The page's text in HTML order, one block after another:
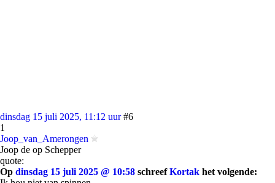
dinsdag 15 juli 2025, 11:12 uur #6
1
Joop_van_Amerongen
Joop de op Schepper
quote:
Op dinsdag 15 juli 2025 @ 10:58 schreefKortak het volgende: